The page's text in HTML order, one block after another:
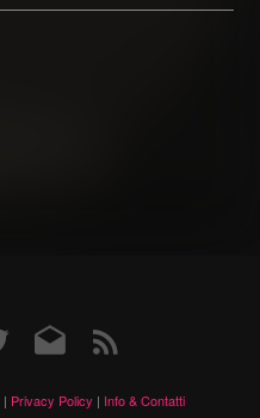
| Privacy Policy | Info & Contatti